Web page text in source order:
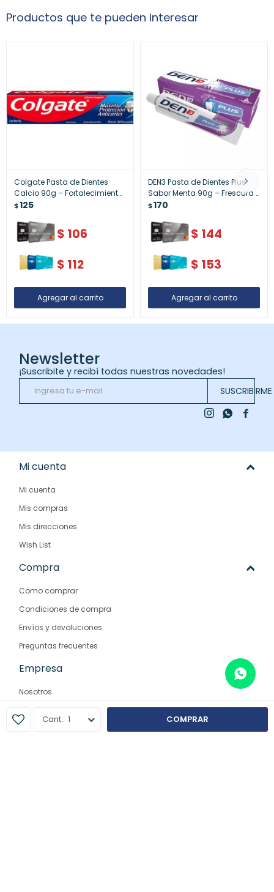
1 COMPRAR
Productos que te pueden interesar
Colgate Pasta de Dientes
Calcio 90g – Fortalecimiento
de Dientes
$125
$ 106
$ 112
DEN3 Pasta de Dientes Plus
Sabor Menta 90g – Frescura y
Cuidado Completo
$170
$ 144
$ 153
Newsletter
¡Suscribite y recibí todas nuestras novedades!
SUSCRIBIRME

 
Mi cuenta
Mi cuenta
Mis compras
Mis direcciones
Wish List
Compra
Como comprar
Condiciones de compra
Envíos y devoluciones
Preguntas frecuentes
Empresa
Nosotros